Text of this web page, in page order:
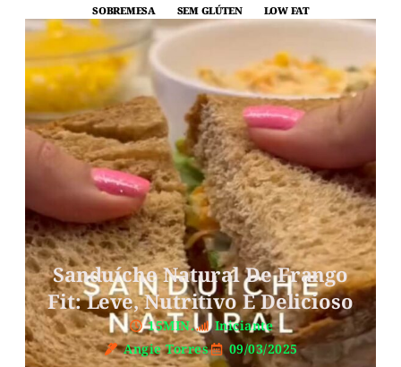
SOBREMESA
SEM GLÚTEN LOW FAT
Sanduíche Natural De Frango
Fit: Leve, Nutritivo E Delicioso
15MIN.
Iniciante
Angie Torres
09/03/2025